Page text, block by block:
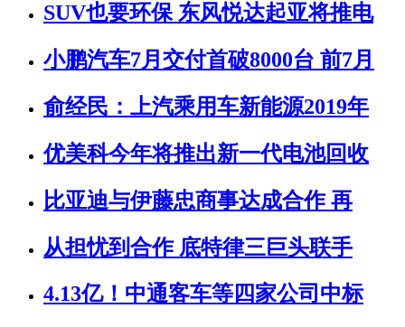
SUV也要环保 东风悦达起亚将推电
小鹏汽车7月交付首破8000台 前7月
俞经民：上汽乘用车新能源2019年
优美科今年将推出新一代电池回收
比亚迪与伊藤忠商事达成合作 再
从担忧到合作 底特律三巨头联手
4.13亿！中通客车等四家公司中标